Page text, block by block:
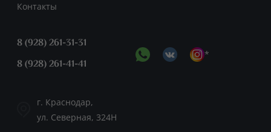
Контакты
8 (928) 261-31-31
8 (928) 261-41-41
*
г. Краснодар,
ул. Северная, 324Н